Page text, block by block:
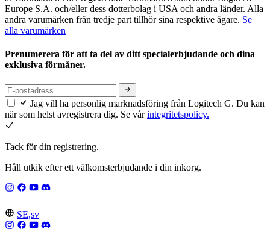
Europe S.A. och/eller dess dotterbolag i USA och andra länder. Alla
andra varumärken från tredje part tillhör sina respektive ägare. Se
alla varumärken
Prenumerera för att ta del av ditt specialerbjudande och dina
exklusiva förmåner.
Jag vill ha personlig marknadsföring från Logitech G. Du kan
när som helst avregistrera dig. Se vårintegritetspolicy.
Tack för din registrering.
Håll utkik efter ett välkomsterbjudande i din inkorg.
SE,sv